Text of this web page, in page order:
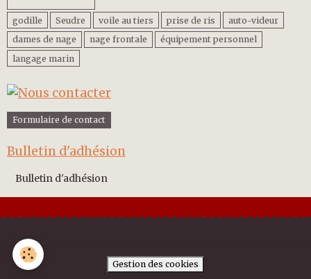
godille Seudre voile au tiers prise de ris
auto-videur
dames de nage
nage frontale
équipement personnel
langage marin
Formulaire de contact
Bulletin d'adhésion
Bulletin d'adhésion
Gestion des cookies